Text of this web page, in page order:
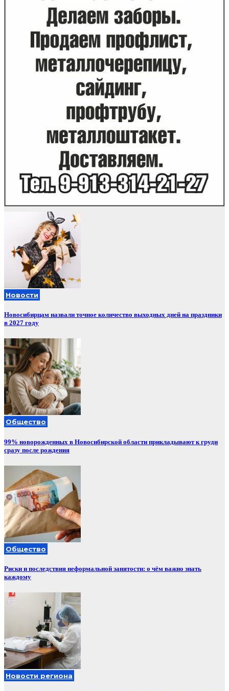
Новости
Новосибирцам назвали точное количество выходных дней на праздники
в 2027 году
Общество
99% новорожденных в Новосибирской области прикладывают к груди
сразу после рождения
Общество
Риски и последствия неформальной занятости: о чём важно знать
каждому
Новости региона